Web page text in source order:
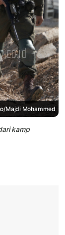
Majdi Mohammed
kamp